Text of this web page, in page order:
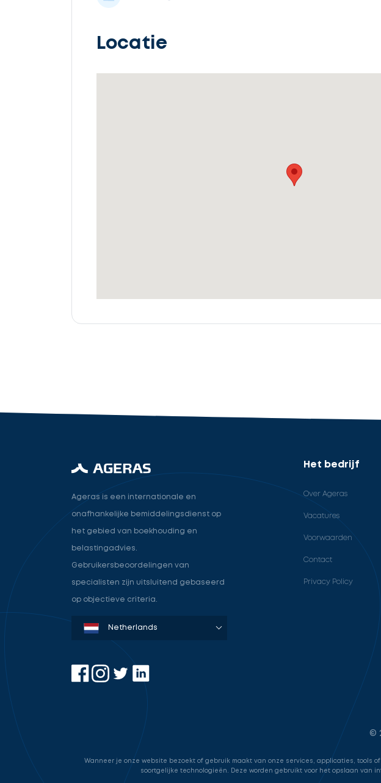
Locatie
cta_box.sub_headline
Ageras is een internationale en
onafhankelijke bemiddelingsdienst op
het gebied van boekhouding en
belastingadvies.
Gebruikersbeoordelingen van
specialisten zijn uitsluitend gebaseerd
op objectieve criteria.
Denmark
Sweden
Norway
Netherlands
Germany
USA
Het bedrijf
Over Ageras
Vacatures
Voorwaarden
Contact
Privacy Policy
©
Wanneer je onze website bezoekt of gebruik maakt van onze services, applicaties, tools
soortgelijke technologieën. Deze worden gebruikt voor het opslaan van